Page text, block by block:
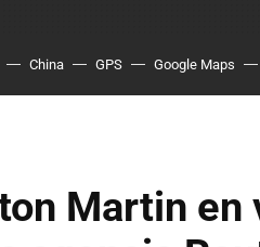
China GPS Google Maps
Martin en